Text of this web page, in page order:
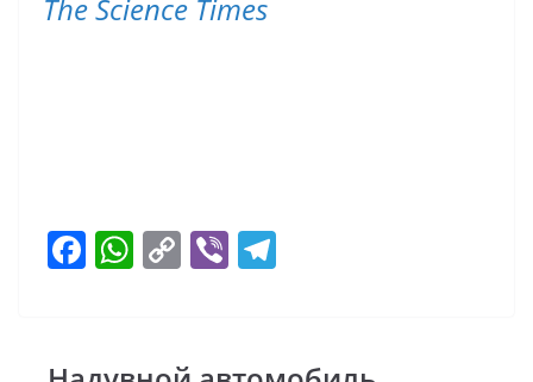
The Science Times
F
b
W
s
C
y
Vi
gr